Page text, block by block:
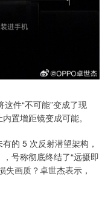
件“不可能”变成了现
置增距镜变成可能。
的 5 次反射潜望架构，
号称彻底终结了“远摄即
失画质？卓世杰表示，